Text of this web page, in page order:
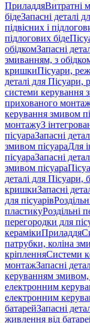
ПриладдяВитратні
бідеЗапасні деталі
підвісних і
підлогових біде
обідкомЗапасні
змиванням, з
кришкиПісуари,
деталі для Пісуари,
системи керування
прихованого
керування змивом
монтажуЗ
пісуараЗапасні
змивом пісуараДля
пісуараЗапасні
змивом пісуара
деталі для
кришкиЗапасні
для пісуарів
пластикуРоздільні
перегородки для
керамікиПриладдя
патрубки, коліна
кріпленняСистеми
монтажЗапасні
керуванням
електронним
електронним
батарейЗапасні
живлення від